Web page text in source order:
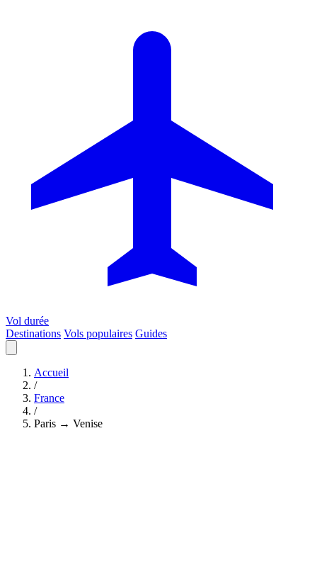
Vol durée
Destinations Vols populaires Guides
Accueil
/
France
/
Paris → Venise